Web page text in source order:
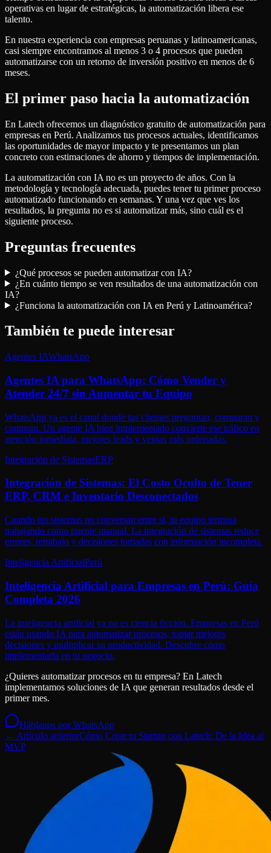
operativas en lugar de estratégicas, la automatización libera ese
talento.
En nuestra experiencia con empresas peruanas y latinoamericanas,
casi siempre encontramos al menos 3 o 4 procesos que pueden
automatizarse con un retorno de inversión positivo en menos de 6
meses.
El primer paso hacia la automatización
En Latech ofrecemos un diagnóstico gratuito de automatización para
empresas en Perú. Analizamos tus procesos actuales, identificamos
las oportunidades de mayor impacto y te presentamos un plan
concreto con estimaciones de ahorro y tiempos de implementación.
La automatización con IA no es un proyecto de años. Con la
metodología y tecnología adecuada, puedes tener tu primer proceso
automatizado funcionando en semanas. Y una vez que ves los
resultados, la pregunta no es si automatizar más, sino cuál es el
siguiente proceso.
Preguntas frecuentes
¿Qué procesos se pueden automatizar con IA?
¿En cuánto tiempo se ven resultados de una automatización con
IA?
¿Funciona la automatización con IA en Perú y Latinoamérica?
También te puede interesar
Agentes IAWhatsApp
Agentes IA para WhatsApp: Cómo Vender y
Atender 24/7 sin Aumentar tu Equipo
WhatsApp ya es el canal donde tus clientes preguntan, comparan y
compran. Un agente IA bien implementado convierte ese tráfico en
atención inmediata, mejores leads y ventas más ordenadas.
Integración de SistemasERP
Integración de Sistemas: El Costo Oculto de Tener
ERP, CRM e Inventario Desconectados
Cuando tus sistemas no conversan entre sí, tu equipo termina
trabajando como puente manual. La integración de sistemas reduce
errores, retrabajo y decisiones tomadas con información incompleta.
Inteligencia ArtificialPerú
Inteligencia Artificial para Empresas en Perú: Guía
Completa 2026
La inteligencia artificial ya no es ciencia ficción. Empresas en Perú
están usando IA para automatizar procesos, tomar mejores
decisiones y multiplicar su productividad. Descubre cómo
implementarla en tu negocio.
¿Quieres automatizar procesos en tu empresa? En Latech
implementamos soluciones de IA que generan resultados desde el
primer mes.
Háblanos por WhatsApp
← Artículo anteriorCómo Crear tu Startup con Latech: De la Idea al
MVP